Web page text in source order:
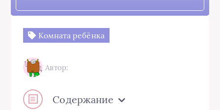
Комната ребёнка
Автор:
Содержание